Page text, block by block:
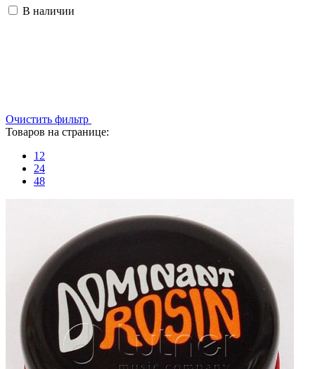
В наличии
Очистить фильтр
Товаров на странице:
12
24
48